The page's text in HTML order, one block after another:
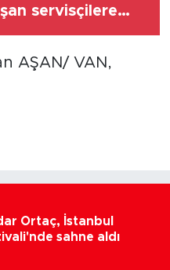
servisçilere
AŞAN/ VAN,
Ortaç, İstanbul
sahne aldı